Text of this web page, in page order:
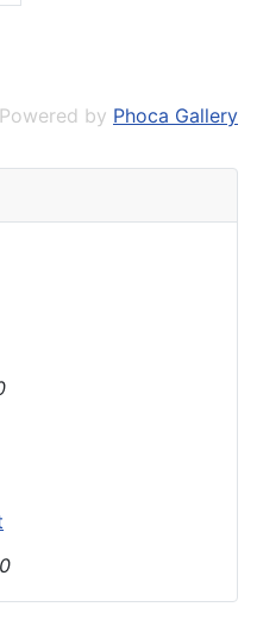
Powered by Phoca Gallery